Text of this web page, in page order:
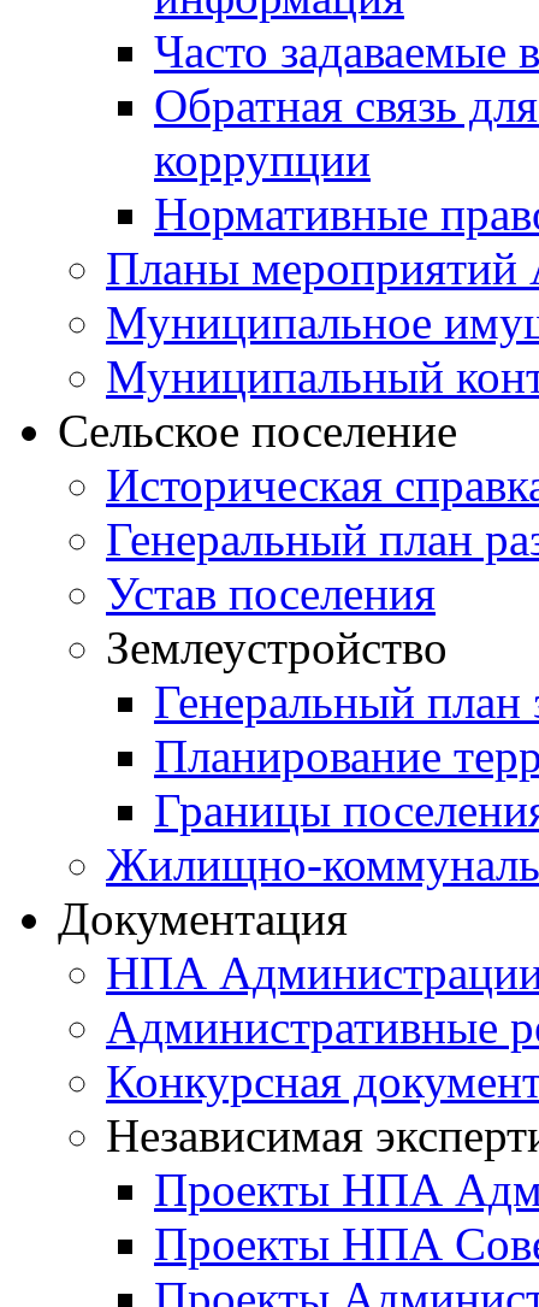
Часто задаваемые
Обратная связь
коррупции
Нормативные
Планы мероприятий
Муниципальное
Муниципальный
Сельское поселение
Историческая
Генеральный план
Устав поселения
Землеустройство
Генеральный план
Планирование
Границы
Жилищно-
Документация
НПА
Административные
Конкурсная
Независимая
Проекты НПА
Проекты НПА